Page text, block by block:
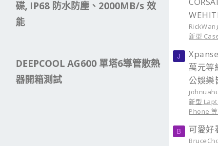
碟, IP68 防水防塵、2000MB/s 效
能
DEEPCOOL AG600 單塔6導管散熱
器開箱測試
新型
J
萬元等
公娛樂
新型
Phone
B 可愛好